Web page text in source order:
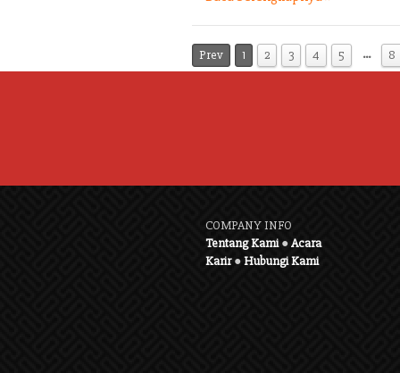
Prev 1 2 3 4 5 … 8
COMPANY INFO
Tentang Kami●Acara
Karir●Hubungi Kami